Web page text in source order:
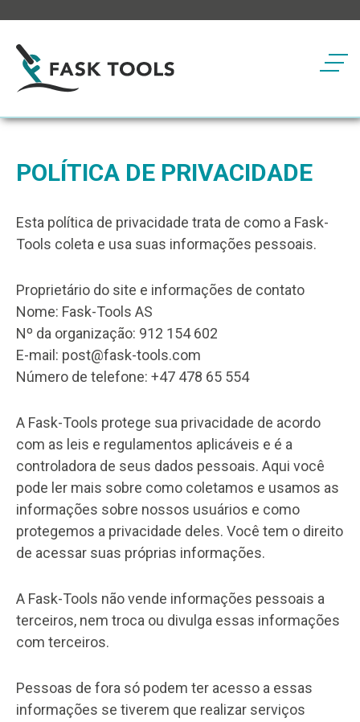
POLÍTICA DE PRIVACIDADE
Esta política de privacidade trata de como a Fask-
Tools coleta e usa suas informações pessoais.
Proprietário do site e informações de contato
Nome: Fask-Tools AS
Nº da organização: 912 154 602
E-mail: post@fask-tools.com
Número de telefone: +47 478 65 554
A Fask-Tools protege sua privacidade de acordo
com as leis e regulamentos aplicáveis e é a
controladora de seus dados pessoais. Aqui você
pode ler mais sobre como coletamos e usamos as
informações sobre nossos usuários e como
protegemos a privacidade deles. Você tem o direito
de acessar suas próprias informações.
A Fask-Tools não vende informações pessoais a
terceiros, nem troca ou divulga essas informações
com terceiros.
Pessoas de fora só podem ter acesso a essas
informações se tiverem que realizar serviços